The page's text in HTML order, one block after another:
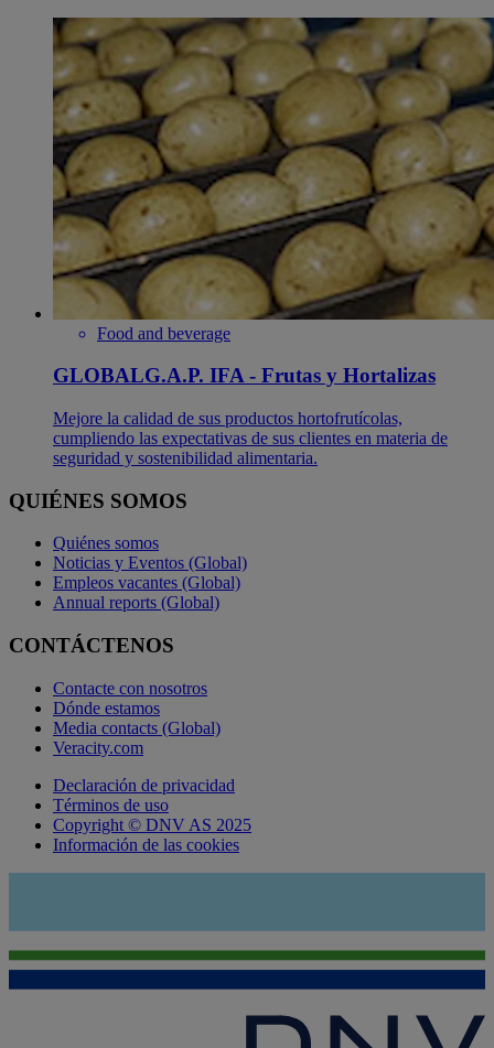
Food and beverage
GLOBALG.A.P. IFA - Frutas y Hortalizas
Mejore la calidad de sus productos hortofrutícolas,
cumpliendo las expectativas de sus clientes en materia de
seguridad y sostenibilidad alimentaria.
QUIÉNES SOMOS
Quiénes somos
Noticias y Eventos (Global)
Empleos vacantes (Global)
Annual reports (Global)
CONTÁCTENOS
Contacte con nosotros
Dónde estamos
Media contacts (Global)
Veracity.com
Declaración de privacidad
Términos de uso
Copyright © DNV AS 2025
Información de las cookies